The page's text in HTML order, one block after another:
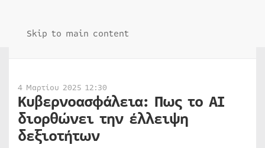
Skip to main content
4 Μαρτίου 2025 12:30
Κυβερνοασφάλεια: Πως το AI
διορθώνει την έλλειψη
δεξιοτήτων